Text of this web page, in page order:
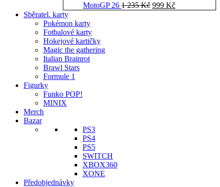
MotoGP 26 1 235Kč Původní
999 KčAktuální
Sběratel. karty
Pokémon karty
Fotbalové karty
Hokejové kartičky
Magic the gathering
Italian Brainrot
Brawl Stars
Formule 1
Figurky
Funko POP!
MINIX
Merch
Bazar
PS3
PS4
PS5
SWITCH
XBOX360
XONE
Předobjednávky